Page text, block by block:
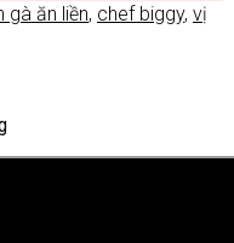
gà ăn liền, chef biggy, vị